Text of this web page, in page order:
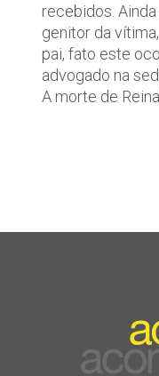
recebidos.
genitor da
pai, fato este
advogado na
A morte de